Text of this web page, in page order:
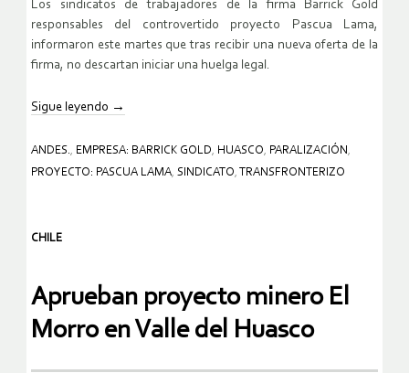
Los sindicatos de trabajadores de la firma Barrick Gold
responsables del controvertido proyecto Pascua Lama,
informaron este martes que tras recibir una nueva oferta de la
firma, no descartan iniciar una huelga legal.
Sigue leyendo →
ANDES., EMPRESA: BARRICK GOLD, HUASCO, PARALIZACIÓN ,
PROYECTO: PASCUA LAMA, SINDICATO, TRANSFRONTERIZO
CHILE
Aprueban proyecto minero El
Morro en Valle del Huasco